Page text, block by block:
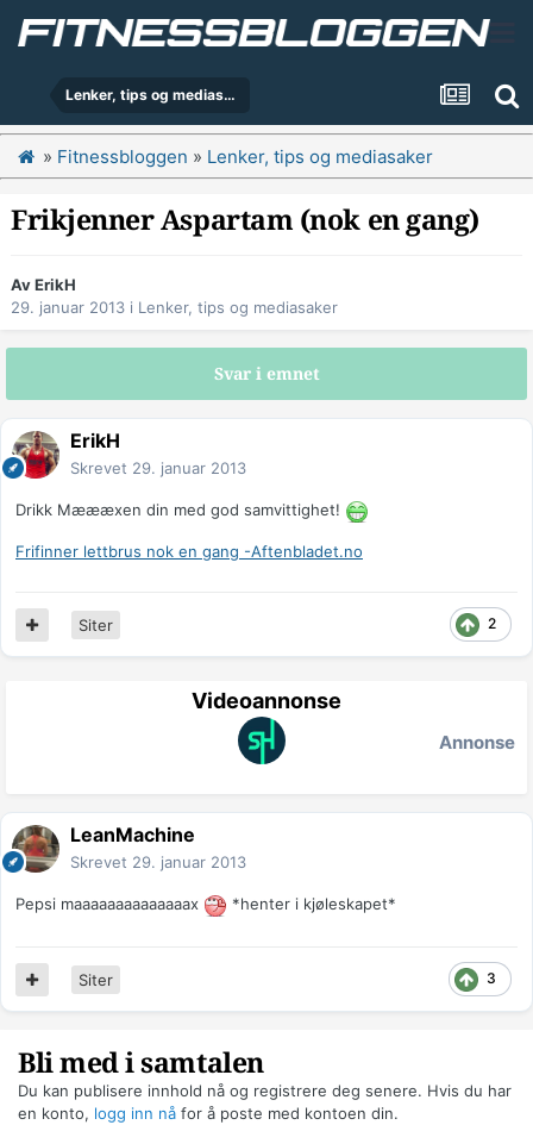
Lenker, tips og mediasaker
» Fitnessbloggen » Lenker, tips og mediasaker
Frikjenner Aspartam (nok en gang)
AvErikH
29. januar 2013 i Lenker, tips og mediasaker
Svar i emnet
ErikH
Skrevet 29. januar 2013
Drikk Mæææxen din med god samvittighet!
Frifinner lettbrus nok en gang -Aftenbladet.no
2
Siter
Videoannonse
Annonse
LeanMachine
Skrevet 29. januar 2013
Pepsi maaaaaaaaaaaaaax *henter i kjøleskapet*
3
Siter
Bli med i samtalen
Du kan publisere innhold nå og registrere deg senere. Hvis du har
en konto, logg inn nå for å poste med kontoen din.